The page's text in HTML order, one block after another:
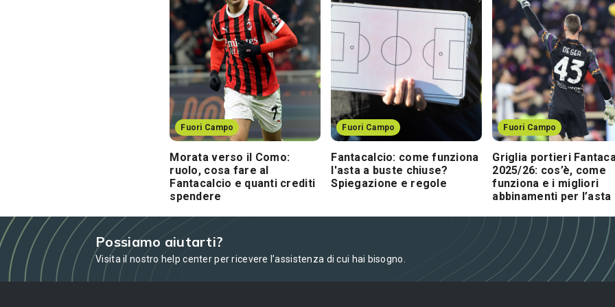
Fuori Campo
Morata verso il Como:
ruolo, cosa fare al
Fantacalcio e quanti crediti
spendere
Fuori Campo
Fantacalcio: come funziona
l'asta a buste chiuse?
Spiegazione e regole
Fuori Campo
Griglia portieri
2025/26: cos’è, come
funziona e i migliori
abbinamenti per l’asta
Possiamo aiutarti?
Visita il nostro help center per ricevere l’assistenza di cui hai bisogno.